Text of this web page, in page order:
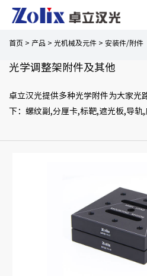
首页 > 产品 > 光机械及元件 > 安装件/附件
光学调整架附件及其他
卓立汉光提供多种光学附件为大家光
下：螺纹副,分厘卡,标靶,遮光板,导轨,